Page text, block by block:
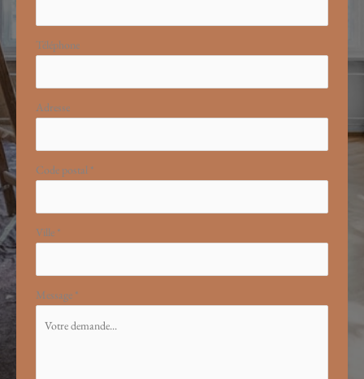
Téléphone
Adresse
Code postal *
Ville *
Message *